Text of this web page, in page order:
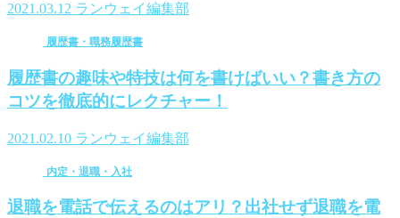
2021.03.12 ランウェイ編集部
履歴書・職務履歴書
履歴書の趣味や特技は何を書けばいい？書き方の
コツを徹底的にレクチャー！
2021.02.10 ランウェイ編集部
内定・退職・入社
退職を電話で伝えるのはアリ？出社せず退職を電